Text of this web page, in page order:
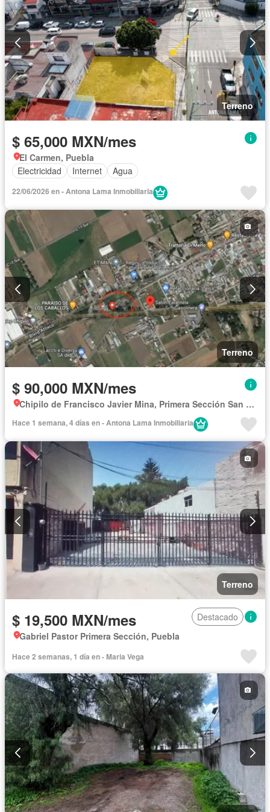
Terreno
$ 65,000 MXN/mes
El Carmen, Puebla
Electricidad
Internet Agua
22/06/2026 en - Antona Lama Inmobiliaria
Terreno
$ 90,000 MXN/mes
Chipilo de Francisco Javier Mina, Primera Sección San Bernabé Temoxtitla
Hace 1 semana, 4 días en - Antona Lama Inmobiliaria
Terreno
$ 19,500 MXN/mes
Destacado
Gabriel Pastor Primera Sección, Puebla
Hace 2 semanas, 1 día en - Maria Vega